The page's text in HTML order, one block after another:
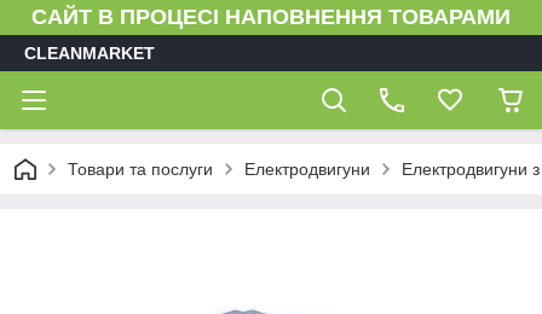
САЙТ В ПРОЦЕСІ НАПОВНЕННЯ ТОВАРАМИ
CLEANMARKET
Товари та послуги Електродвигуни Електродвигуни